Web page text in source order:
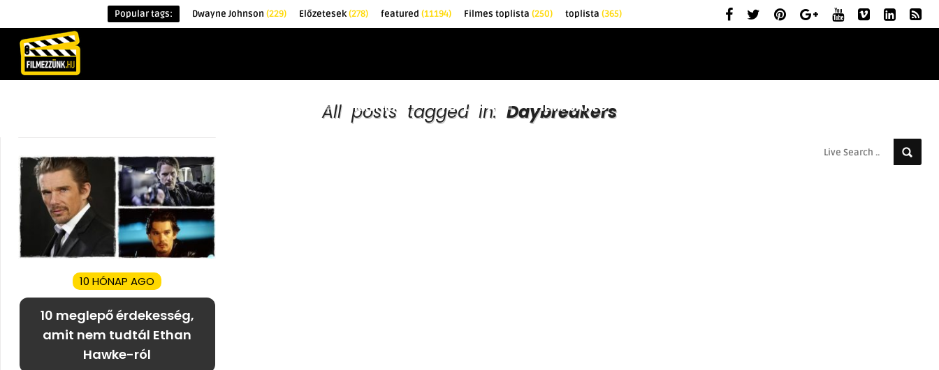
Popular tags: Dwayne Johnson (229) Előzetesek(278) featured (11194) Filmes toplista (250) toplista (365)
KRITIKÁK TOPLISTÁK FILMAJÁNLÓ
All posts tagged in: Daybreakers
10 HÓNAP AGO
10 meglepő érdekesség,
amit nem tudtál Ethan
Hawke-ról